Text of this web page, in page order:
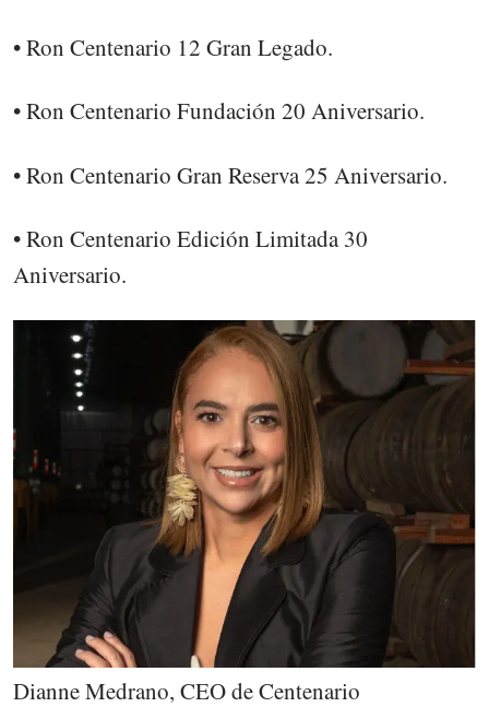
• Ron Centenario 12 Gran Legado.
• Ron Centenario Fundación 20 Aniversario.
• Ron Centenario Gran Reserva 25 Aniversario.
• Ron Centenario Edición Limitada 30
Aniversario.
Dianne Medrano, CEO de Centenario